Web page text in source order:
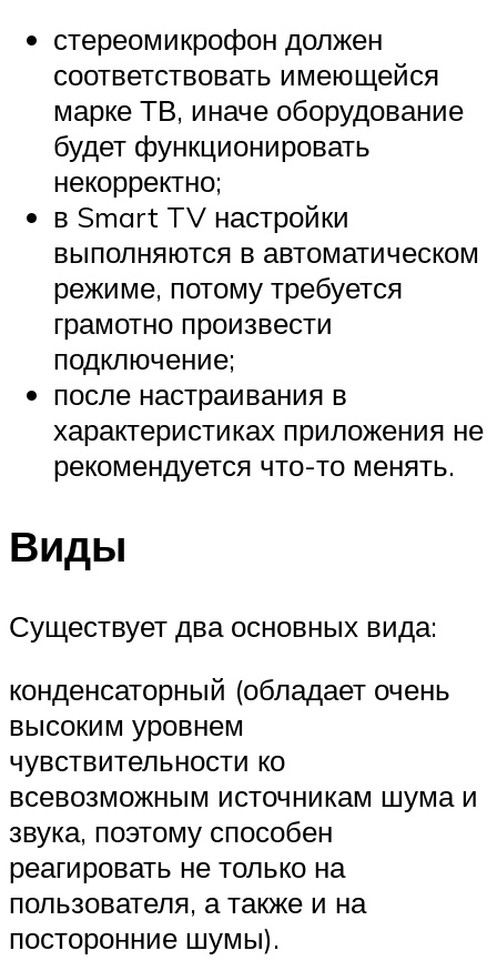
стереомикрофон должен
соответствовать имеющейся
марке ТВ, иначе оборудование
будет функционировать
некорректно;
в Smart TV настройки
выполняются в автоматическом
режиме, потому требуется
грамотно произвести
подключение;
после настраивания в
характеристиках приложения не
рекомендуется что-то менять.
Виды
Существует два основных вида:
конденсаторный (обладает очень
высоким уровнем
чувствительности ко
всевозможным источникам шума и
звука, поэтому способен
реагировать не только на
пользователя, а также и на
посторонние шумы).